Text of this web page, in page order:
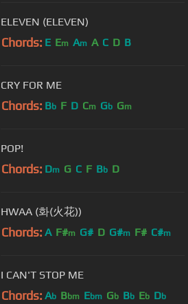
ELEVEN (ELEVEN)
Chords: E Em Am A C D B
CRY FOR ME
Chords: Bb F D Cm Gb Gm
POP!
Chords: Dm G C F Bb D
HWAA (화(火花))
Chords: A F#m G# D G#m F# C#m
I CAN'T STOP ME
Chords: Ab Bbm Ebm Gb Bb Eb Db